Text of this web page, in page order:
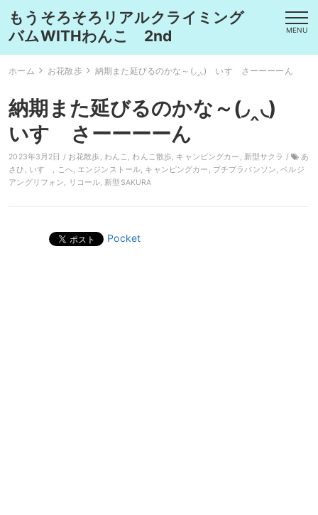
もうそろそろリアルクライミング
バムWITHわんこ 2nd
MENU
ホーム お花散歩 納期また延びるのかな～(◞‸◟) いすゞさーーーーん
納期また延びるのかな～(◞‸◟)
いすゞさーーーーん
2023年3月2日 / お花散歩 わんこ わんこ散歩 キャンピングカー 新型サクラ /
あ
さひ
いすゞ こへ, エンジンストール キャンピングカー プチブラバンソン ,ベルジ
アングリフォン
リコール 新型SAKURA
Pocket